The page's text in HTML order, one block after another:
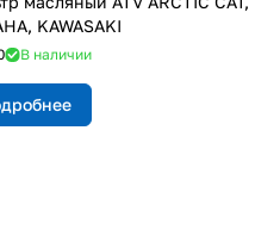
KAWASAKI
В наличии